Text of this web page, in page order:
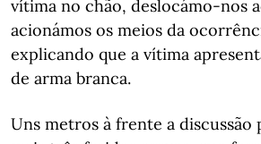
vítima no chão, deslocámo-nos
acionámos os meios da
explicando que a vítima
de arma branca.
Uns metros à frente a discussão